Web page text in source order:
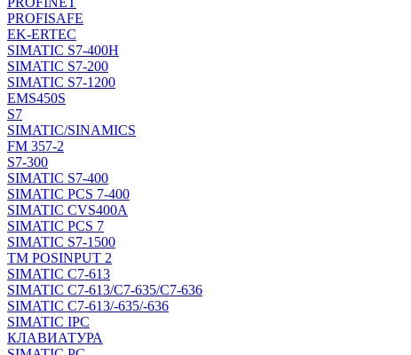
PROFISAFE
EK-ERTEC
SIMATIC S7-400H
SIMATIC S7-200
SIMATIC S7-1200
EMS450S
S7
SIMATIC/SINAMICS
FM 357-2
S7-300
SIMATIC S7-400
SIMATIC PCS 7-400
SIMATIC CVS400A
SIMATIC PCS 7
SIMATIC S7-1500
TM POSINPUT 2
SIMATIC C7-613
SIMATIC C7-613/C7-635/C7-636
SIMATIC C7-613/-635/-636
SIMATIC IPC
КЛАВИАТУРА